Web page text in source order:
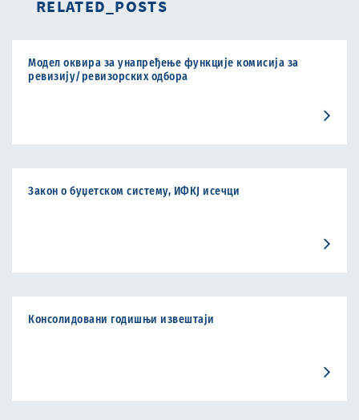
RELATED_POSTS
Модел оквира за унапређење функције комисија за
ревизију/ревизорских одбора
Закон о буџетском систему, ИФКЈ исечци
Консолидовани годишњи извештаји